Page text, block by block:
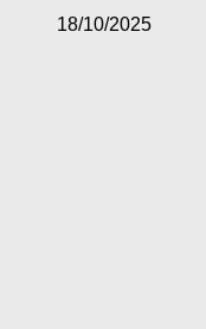
18/10/2025